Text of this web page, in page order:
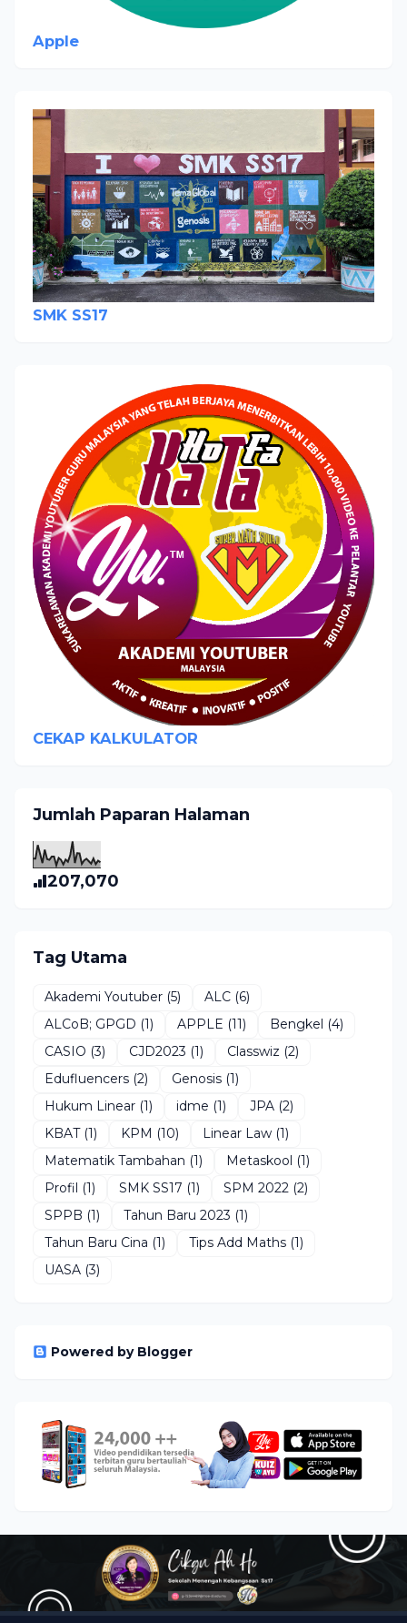
Apple
SMK SS17
CEKAP KALKULATOR
Jumlah Paparan Halaman
207,070
Tag Utama
Akademi Youtuber (5) ALC (6)
ALCoB; GPGD (1) APPLE (11) Bengkel (4)
CASIO (3) CJD2023 (1) Classwiz (2)
Edufluencers (2) Genosis (1)
Hukum Linear (1) idme (1) JPA (2)
KBAT (1) KPM (10) Linear Law (1)
Matematik Tambahan (1) Metaskool (1)
Profil (1) SMK SS17 (1) SPM 2022 (2)
SPPB (1) Tahun Baru 2023 (1)
Tahun Baru Cina (1) Tips Add Maths (1)
UASA (3)
Powered by Blogger